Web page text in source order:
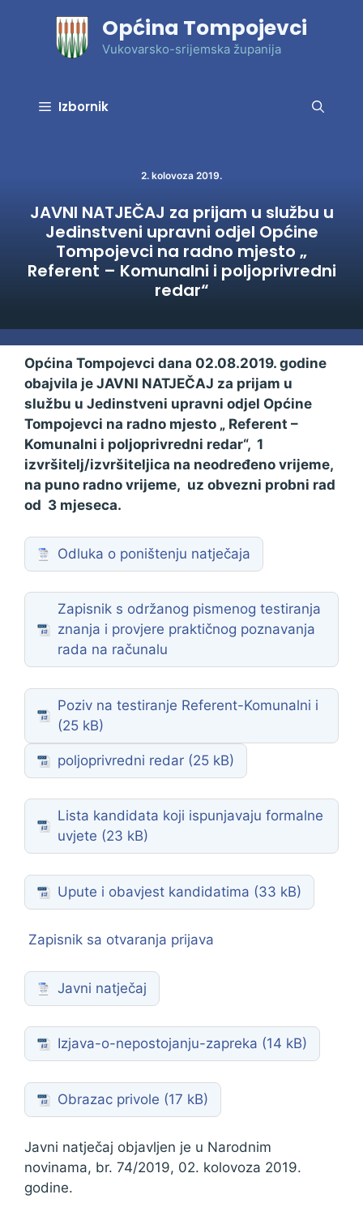
Općina Tompojevci
Vukovarsko-srijemska županija
Izbornik
2. kolovoza 2019.
JAVNI NATJEČAJ za prijam u službu u
Jedinstveni upravni odjel Općine
Tompojevci na radno mjesto „
Referent – Komunalni i poljoprivredni
redar“
Općina Tompojevci dana 02.08.2019. godine
obajvila je JAVNI NATJEČAJ za prijam u
službu u Jedinstveni upravni odjel Općine
Tompojevci na radno mjesto „ Referent –
Komunalni i poljoprivredni redar“, 1
izvršitelj/izvršiteljica na neodređeno vrijeme,
na puno radno vrijeme, uz obvezni probni rad
od 3 mjeseca.
Odluka o poništenju natječaja
Zapisnik s održanog pismenog testiranja
znanja i provjere praktičnog poznavanja
rada na računalu
Poziv na testiranje Referent-Komunalni i
poljoprivredni redar
Lista kandidata koji ispunjavaju formalne
uvjete
Upute i obavjest kandidatima
Zapisnik sa otvaranja prijava
Javni natječaj
Izjava-o-nepostojanju-zapreka
Obrazac privole
Javni natječaj objavljen je u Narodnim
novinama, br. 74/2019, 02. kolovoza 2019.
godine.